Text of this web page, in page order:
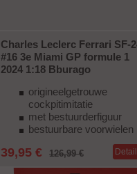
Charles Leclerc Ferrari SF-
#16 3e Miami GP formule 1
2024 1:18 Bburago
origineelgetrouwe
cockpitimitatie
met bestuurderfiguur
bestuurbare voorwielen
39,95 € 126,99 €